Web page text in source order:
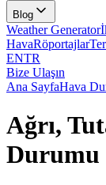
Blog
Weather Generator
HavaRöportajlar
ENTR
Bize Ulaşın
Ana SayfaHava
Ağrı,
Durumu